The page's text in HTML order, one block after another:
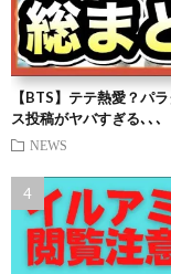
【BTS】テテ熱愛？パ
ス投稿がヤバすぎる､､､
NEWS